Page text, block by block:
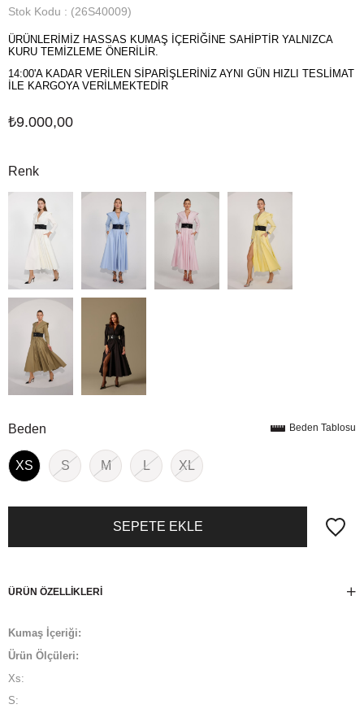
Stok Kodu (26S40009)
ÜRÜNLERİMİZ HASSAS KUMAŞ İÇERİĞİNE SAHİPTİR YALNIZCA
KURU TEMİZLEME ÖNERİLİR.
14:00'A KADAR VERİLEN SİPARİŞLERİNİZ AYNI GÜN HIZLI TESLİMAT
İLE KARGOYA VERİLMEKTEDİR
₺9.000,00
Renk
Beden
XS S M L XL
Beden Tablosu
ÜRÜN ÖZELLIKLERI
Kumaş İçeriği:
Ürün Ölçüleri:
Xs:
S: